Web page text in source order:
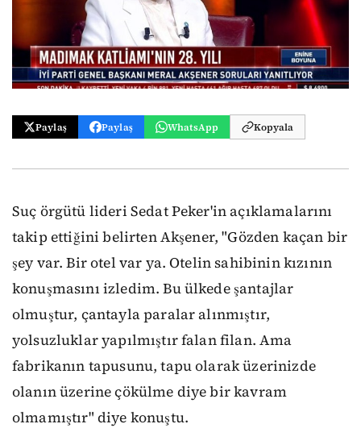
Paylaş Paylaş WhatsApp Kopyala
Suç örgütü lideri Sedat Peker'in açıklamalarını
takip ettiğini belirten Akşener, "Gözden kaçan bir
şey var. Bir otel var ya. Otelin sahibinin kızının
konuşmasını izledim. Bu ülkede şantajlar
olmuştur, çantayla paralar alınmıştır,
yolsuzluklar yapılmıştır falan filan. Ama
fabrikanın tapusunu, tapu olarak üzerinizde
olanın üzerine çökülme diye bir kavram
olmamıştır" diye konuştu.